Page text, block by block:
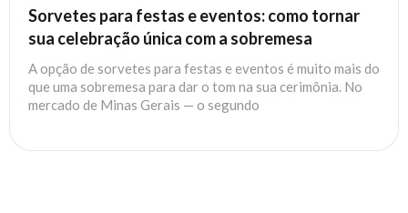
Sorvetes para festas e eventos: como tornar
sua celebração única com a sobremesa
A opção de sorvetes para festas e eventos é muito mais do
que uma sobremesa para dar o tom na sua cerimônia. No
mercado de Minas Gerais — o segundo